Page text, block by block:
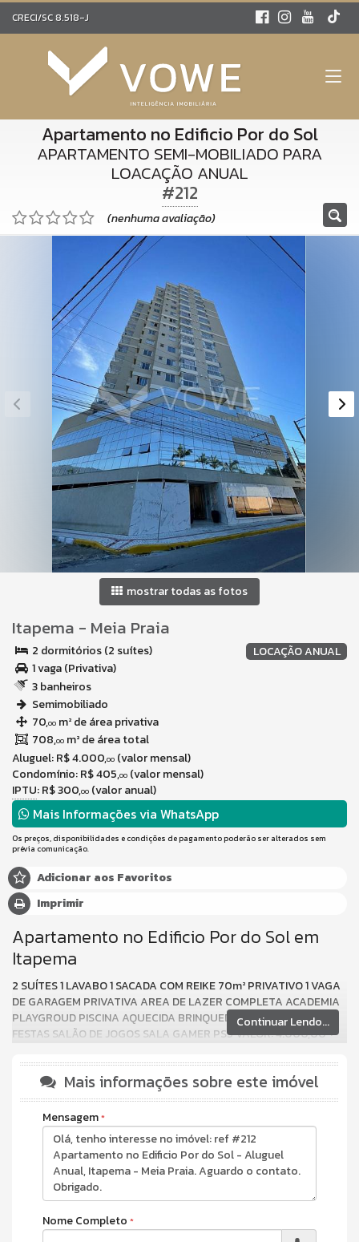
CRECI/SC 8.518-J
Apartamento no Edificio Por do Sol
APARTAMENTO SEMI-MOBILIADO PARA
LOACAÇÃO ANUAL
#212
(nenhuma avaliação)
mostrar todas as fotos
Itapema - Meia Praia
LOCAÇÃO ANUAL
2 dormitórios (2 suítes)
1 vaga (Privativa)
3 banheiros
Semimobiliado
70,00 m² de área privativa
708,00 m² de área total
Aluguel:R$ 4.000,00 (valor mensal)
Condomínio: R$ 405,00 (valor mensal)
IPTU: R$ 300,00 (valor anual)
Mais Informações via WhatsApp
Os preços, disponibilidades e condições de pagamento poderão ser alterados sem
prévia comunicação.
Adicionar aos Favoritos
Imprimir
Apartamento no Edificio Por do Sol em
Itapema
2 SUÍTES 1 LAVABO 1 SACADA COM REIKE 70m² PRIVATIVO 1 VAGA
DE GARAGEM PRIVATIVA AREA DE LAZER COMPLETA ACADEMIA
PLAYGROUD PISCINA AQUECIDA BRINQUEDOTECA SALÃO DE
FESTAS SALÃO DE JOGOS SALA GAMER PS5 VALOR: 4.000,00 +
Características do Imóvel
Cozinha
Lavabo
Características do Empreendimento
Sala de Jogos
Salão de Festas
Piscina
Espaço Gourmet
Continuar Lendo...
Mais informações sobre este imóvel
Mensagem
Nome Completo